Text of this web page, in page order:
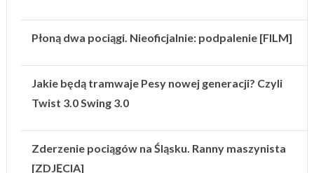
Płoną dwa pociągi. Nieoficjalnie: podpalenie [FILM]
Jakie będą tramwaje Pesy nowej generacji? Czyli
Twist 3.0 Swing 3.0
Zderzenie pociągów na Śląsku. Ranny maszynista
[ZDJĘCIA]